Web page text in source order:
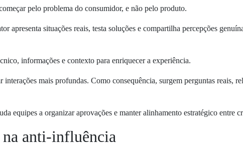
pelo problema do consumidor, e não pelo produto.
apresenta situações reais, testa soluções e compartilha percepções
informações e contexto para enriquecer a experiência.
mais profundas. Como consequência, surgem perguntas reais,
equipes a organizar aprovações e manter alinhamento estratégico entre
anti-influência